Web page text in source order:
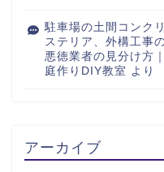
駐車場の土間コンク
ステリア、外構工事
悪徳業者の見分け方
庭作りDIY教室 より
アーカイブ